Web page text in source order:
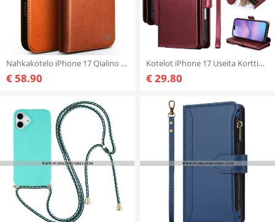
Nahkakotelo iPhone 17 Qialino Nahkalompakko
€ 58.90
Kotelot iPhone 17 Useita Korttipaikkoja Ja Rannehihna Suojakuori
€ 29.80